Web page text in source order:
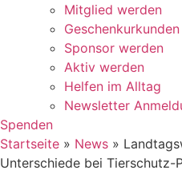
Mitglied werden
Geschenkurkunden
Sponsor werden
Aktiv werden
Helfen im Alltag
Newsletter
Spenden
Startseite » News »
Unterschiede bei Tierschutz-